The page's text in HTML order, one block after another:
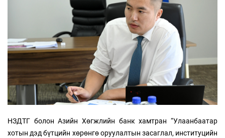
НЗДТГ болон Азийн Хөгжлийн банк хамтран “Улаанбаатар
хотын дэд бүтцийн хөрөнгө оруулалтын засаглал, институцийн